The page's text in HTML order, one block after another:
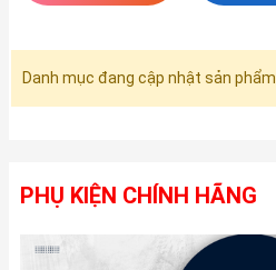
Danh mục đang cập nhật sản phẩm
PHỤ KIỆN CHÍNH HÃNG